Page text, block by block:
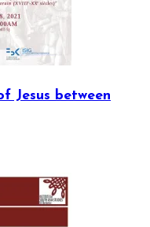
Jesus between